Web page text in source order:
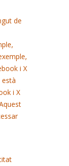
de
i X
i X